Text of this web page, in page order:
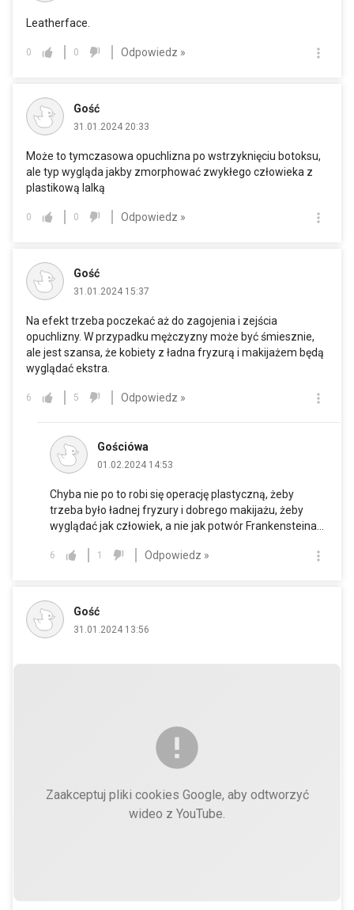
Leatherface.
0 0 Odpowiedz »
Gość
31.01.2024 20:33
Może to tymczasowa opuchlizna po wstrzyknięciu botoksu,
ale typ wygląda jakby zmorphować zwykłego człowieka z
plastikową lalką
0 0 Odpowiedz »
Gość
31.01.2024 15:37
Na efekt trzeba poczekać aż do zagojenia i zejścia
opuchlizny. W przypadku mężczyzny może być śmiesznie,
ale jest szansa, że kobiety z ładna fryzurą i makijażem będą
wyglądać ekstra.
6 5 Odpowiedz »
Gościówa
01.02.2024 14:53
Chyba nie po to robi się operację plastyczną, żeby
trzeba było ładnej fryzury i dobrego makijażu, żeby
wyglądać jak człowiek, a nie jak potwór Frankensteina...
6 1 Odpowiedz »
Gość
31.01.2024 13:56
Zaakceptuj pliki cookies Google, aby odtworzyć
wideo z YouTube.